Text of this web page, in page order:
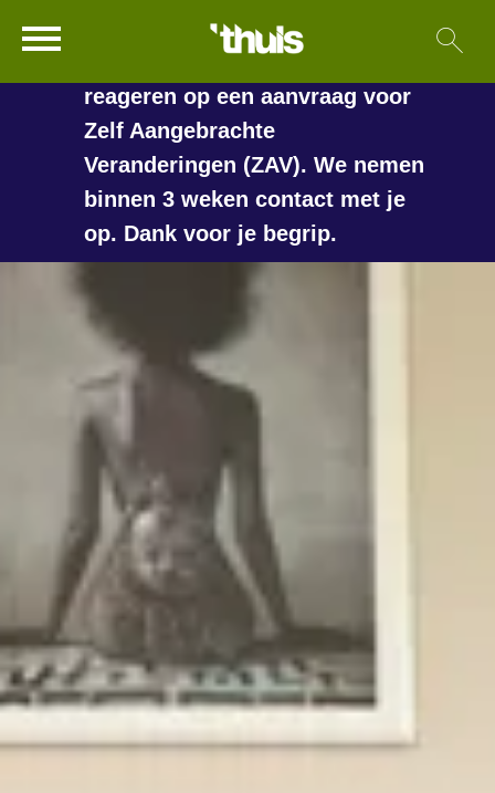
Naar hoofdinhoud
Naar hoofdnavigatiemenu
Naar zoeken
Naar de homepage
Ga naar Hoofd
langer duren voordat we
reageren op een aanvraag voor
Zelf Aangebrachte
Veranderingen (ZAV). We nemen
binnen 3 weken contact met je
op. Dank voor je begrip.